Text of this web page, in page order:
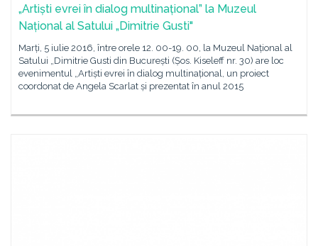
„Artiști evrei în dialog multinațional” la Muzeul
Național al Satului „Dimitrie Gusti"
Marți, 5 iulie 2016, între orele 12. 00-19. 00, la Muzeul Național al
Satului „Dimitrie Gusti din București (Șos. Kiseleff nr. 30) are loc
evenimentul „Artiști evrei în dialog multinațional, un proiect
coordonat de Angela Scarlat și prezentat în anul 2015